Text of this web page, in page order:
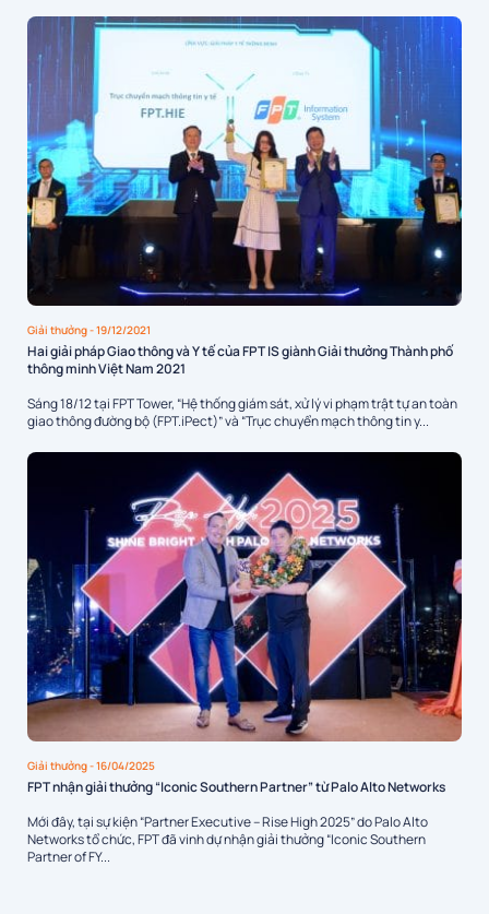
Giải thưởng- 19/12/2021
Hai giải pháp Giao thông và Y tế của FPT IS giành Giải thưởng Thành phố
thông minh Việt Nam 2021
Sáng 18/12 tại FPT Tower, “Hệ thống giám sát, xử lý vi phạm trật tự an toàn
giao thông đường bộ (FPT.iPect)” và “Trục chuyển mạch thông tin y...
Giải thưởng- 16/04/2025
FPT nhận giải thưởng “Iconic Southern Partner” từ Palo Alto Networks
Mới đây, tại sự kiện “Partner Executive – Rise High 2025” do Palo Alto
Networks tổ chức, FPT đã vinh dự nhận giải thưởng “Iconic Southern
Partner of FY...